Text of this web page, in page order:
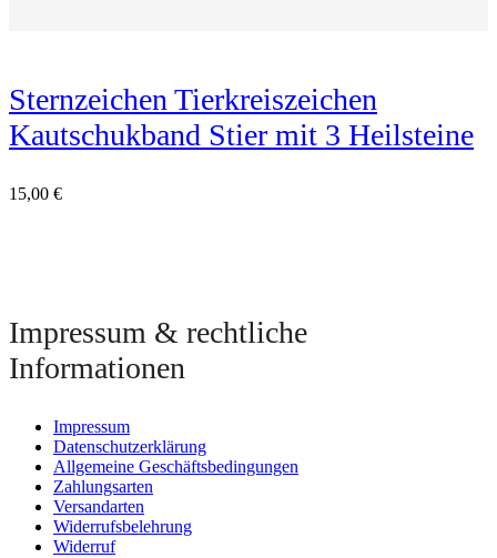
Sternzeichen Tierkreiszeichen
Kautschukband Stier mit 3 Heilsteine
15,00 €
Impressum & rechtliche
Informationen
Impressum
Datenschutzerklärung
Allgemeine Geschäftsbedingungen
Zahlungsarten
Versandarten
Widerrufsbelehrung
Widerruf